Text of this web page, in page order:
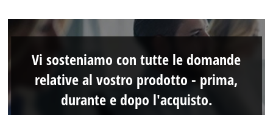
Vi sosteniamo con tutte le domande
relative al vostro prodotto - prima,
durante e dopo l'acquisto.